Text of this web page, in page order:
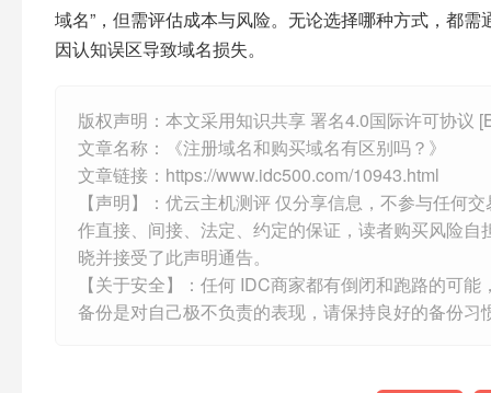
域名”，但需评估成本与风险。无论选择哪种方式，都
因认知误区导致域名损失。​
版权声明：本文采用知识共享 署名4.0国际许可协议
文章名称：《注册域名和购买域名有区别吗？》
文章链接： https://www.idc500.com/10943.html
【声明】：优云主机测评 仅分享信息，不参与任何
作直接、间接、法定、约定的保证，读者购买风险
晓并接受了此声明通告。
【关于安全】：任何 IDC商家都有倒闭和跑路的可
备份是对自己极不负责的表现，请保持良好的备份习